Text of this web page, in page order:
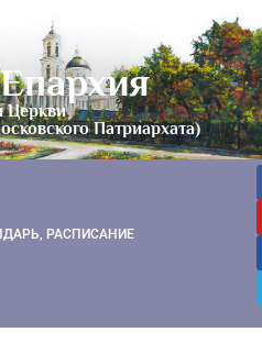
Церкви
Патриархата)
РАСПИСАНИЕ